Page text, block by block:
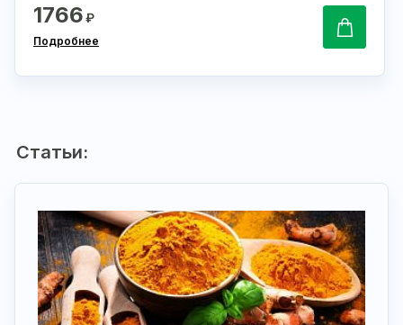
1766₽
Подробнее
Статьи: